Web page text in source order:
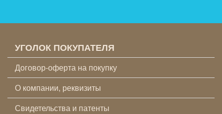
УГОЛОК ПОКУПАТЕЛЯ
Договор-оферта на покупку
О компании, реквизиты
Свидетельства и патенты